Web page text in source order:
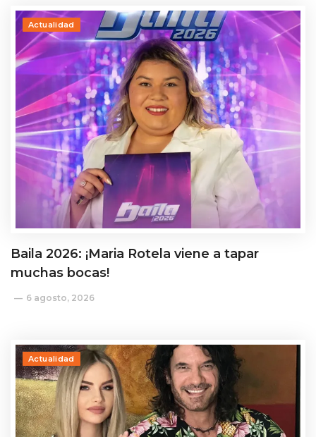
Actualidad
Baila 2026: ¡Maria Rotela viene a tapar
muchas bocas!
6 agosto, 2026
Actualidad